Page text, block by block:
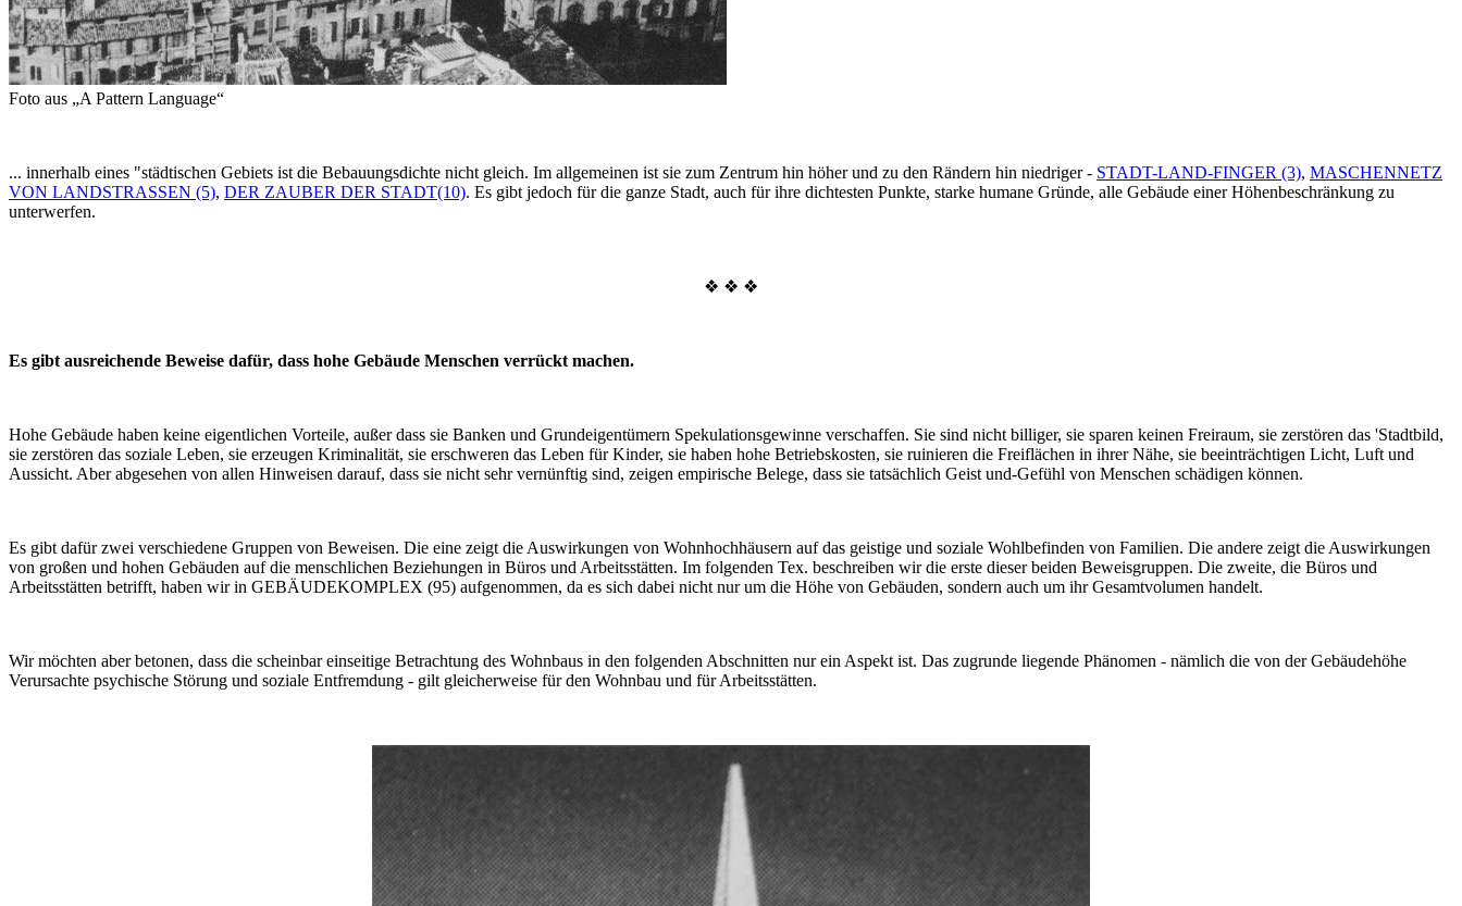
Foto aus „A Pattern Language“
... innerhalb eines "städtischen Gebiets ist die Bebauungsdichte nicht gleich. Im allgemeinen ist sie zum Zentrum hin höher und zu den Rändern hin niedriger - STADT-LAND-FINGER (3), MASCHENNETZ
VON LANDSTRASSEN (5), DER ZAUBER DER STADT(10). Es gibt jedoch für die ganze Stadt, auch für ihre dichtesten Punkte, starke humane Gründe, alle Gebäude einer Höhenbeschränkung zu
unterwerfen.
❖ ❖ ❖
Es gibt ausreichende Beweise dafür, dass hohe Gebäude Menschen verrückt machen.
Hohe Gebäude haben keine eigentlichen Vorteile, außer dass sie Banken und Grundeigentümern Spekulationsgewinne verschaffen. Sie sind nicht billiger, sie sparen keinen Freiraum, sie zerstören das 'Stadtbild,
sie zerstören das soziale Leben, sie erzeugen Kriminalität, sie erschweren das Leben für Kinder, sie haben hohe Betriebskosten, sie ruinieren die Freiflächen in ihrer Nähe, sie beeinträchtigen Licht, Luft und
Aussicht. Aber abgesehen von allen Hinweisen darauf, dass sie nicht sehr vernünftig sind, zeigen empirische Belege, dass sie tatsächlich Geist und-Gefühl von Menschen schädigen können.
Es gibt dafür zwei verschiedene Gruppen von Beweisen. Die eine zeigt die Auswirkungen von Wohnhochhäusern auf das geistige und soziale Wohlbefinden von Familien. Die andere zeigt die Auswirkungen
von großen und hohen Gebäuden auf die menschlichen Beziehungen in Büros und Arbeitsstätten. Im folgenden Tex. beschreiben wir die erste dieser beiden Beweisgruppen. Die zweite, die Büros und
Arbeitsstätten betrifft, haben wir in GEBÄUDEKOMPLEX (95) aufgenommen, da es sich dabei nicht nur um die Höhe von Gebäuden, sondern auch um ihr Gesamtvolumen handelt.
Wir möchten aber betonen, dass die scheinbar einseitige Betrachtung des Wohnbaus in den folgenden Abschnitten nur ein Aspekt ist. Das zugrunde liegende Phänomen - nämlich die von der Gebäudehöhe
Verursachte psychische Störung und soziale Entfremdung - gilt gleicherweise für den Wohnbau und für Arbeitsstätten.